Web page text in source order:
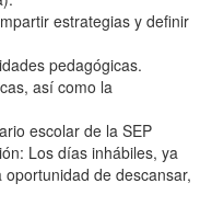
estrategias y definir
pedagógicas.
así como la
escolar de la SEP
Los días inhábiles, ya
de descansar,